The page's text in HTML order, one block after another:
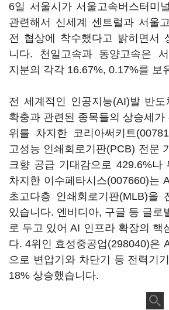
6일 서울시가 서울고속버스터미
관련해서 신세계 센트럴과 서울
전 협상에 착수했다고 밝히면서
니다. 천일고속과 동양고속은 서
지분의 각각 16.67%, 0.17%를 보
전 세계적인 인공지능(AI)발 반
확충과 관련된 종목들의 상승세
위를 차지한 코리아써키트
고성능 인쇄회로기판(PCB) 전문
크향 공급 기대감으로 429.6%나
차지한 이수페타시스(007660)는
초고다층 인쇄회로기판(MLB)을
있습니다. 엔비디아, 구글 등 글로
로 두고 있어 AI 인프라 확장의 핵
다. 4위인 효성중공업(298040)은
으로 변압기와 차단기 등 전력기
18% 상승했습니다.